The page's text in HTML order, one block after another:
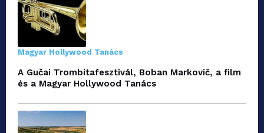
Magyar Hollywood Tanács
A Gučai Trombitafesztivál, Boban Markovič, a film
és a Magyar Hollywood Tanács